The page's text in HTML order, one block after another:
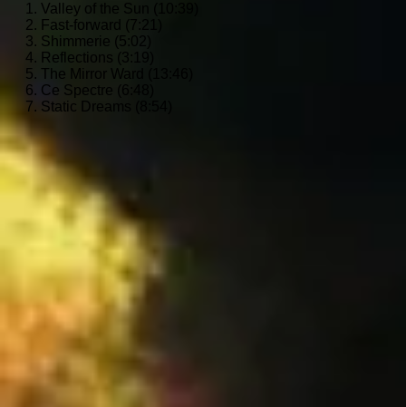
Valley of the Sun (10:39)
Fast-forward (7:21)
Shimmerie (5:02)
Reflections (3:19)
The Mirror Ward (13:46)
Ce Spectre (6:48)
Static Dreams (8:54)